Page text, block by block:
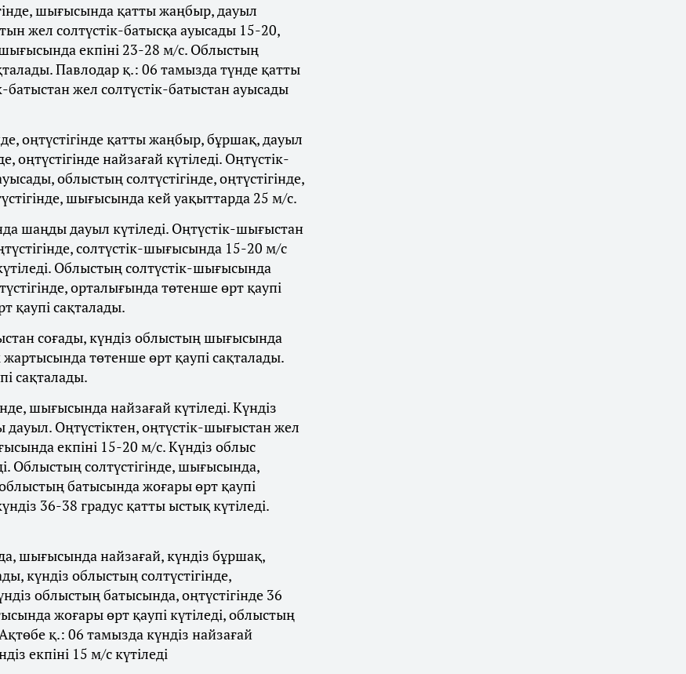
шығысында қатты жаңбыр, дауыл
жел солтүстік-батысқа ауысады 15-20,
екпіні 23-28 м/с. Облыстың
Павлодар қ.: 06 тамызда түнде қатты
жел солтүстік-батыстан ауысады
оңтүстігінде қатты жаңбыр, бұршақ, дауыл
оңтүстігінде найзағай күтіледі. Оңтүстік-
облыстың солтүстігінде, оңтүстігінде,
шығысында кей уақыттарда 25 м/с.
шаңды дауыл күтіледі. Оңтүстік-шығыстан
солтүстік-шығысында 15-20 м/с
Облыстың солтүстік-шығысында
орталығында төтенше өрт қаупі
қаупі сақталады.
соғады, күндіз облыстың шығысында
төтенше өрт қаупі сақталады.
сақталады.
шығысында найзағай күтіледі. Күндіз
Оңтүстіктен, оңтүстік-шығыстан жел
екпіні 15-20 м/с. Күндіз облыс
Облыстың солтүстігінде, шығысында,
батысында жоғары өрт қаупі
36-38 градус қатты ыстық күтіледі.
шығысында найзағай, күндіз бұршақ,
күндіз облыстың солтүстігінде,
облыстың батысында, оңтүстігінде 36
жоғары өрт қаупі күтіледі, облыстың
қ.: 06 тамызда күндіз найзағай
екпіні 15 м/с күтіледі